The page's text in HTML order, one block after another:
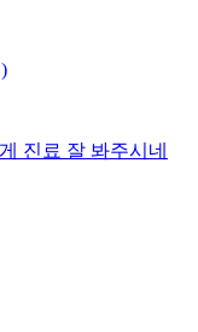
진료 잘 봐주시네